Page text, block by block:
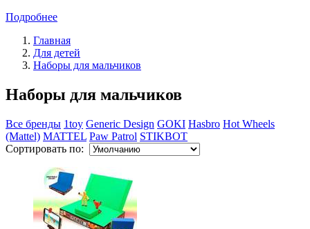
Подробнее
Главная
Для детей
Наборы для мальчиков
Наборы для мальчиков
Все бренды 1toy Generic Design GOKI Hasbro Hot Wheels
(Mattel) MATTEL Paw Patrol STIKBOT
Сортировать по: